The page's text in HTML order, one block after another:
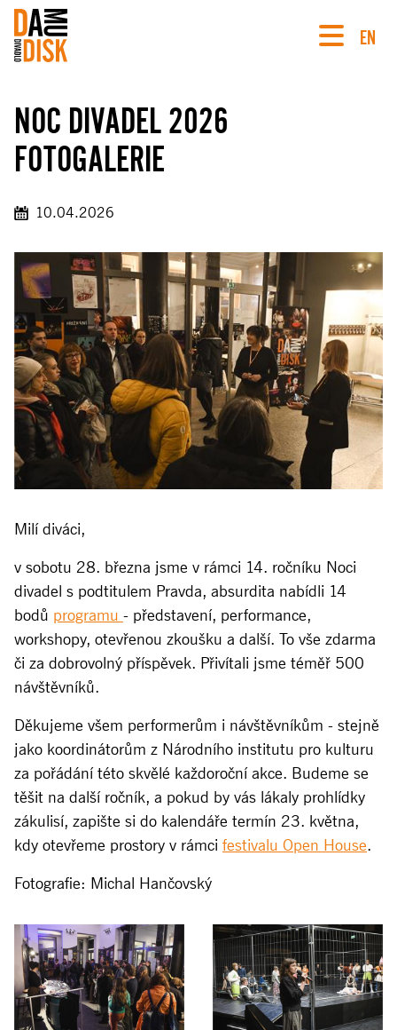
EN
NOC DIVADEL 2026
FOTOGALERIE
10.04.2026
Milí diváci,
v sobotu 28. března jsme v rámci 14. ročníku Noci
divadel s podtitulem Pravda, absurdita nabídli 14
bodů programu - představení, performance,
workshopy, otevřenou zkoušku a další. To vše zdarma
či za dobrovolný příspěvek. Přivítali jsme téměř 500
návštěvníků.
Děkujeme všem performerům i návštěvníkům - stejně
jako koordinátorům z Národního institutu pro kulturu
za pořádání této skvělé každoroční akce. Budeme se
těšit na další ročník, a pokud by vás lákaly prohlídky
zákulisí, zapište si do kalendáře termín 23. května,
kdy otevřeme prostory v rámci festivalu Open House.
Fotografie: Michal Hančovský